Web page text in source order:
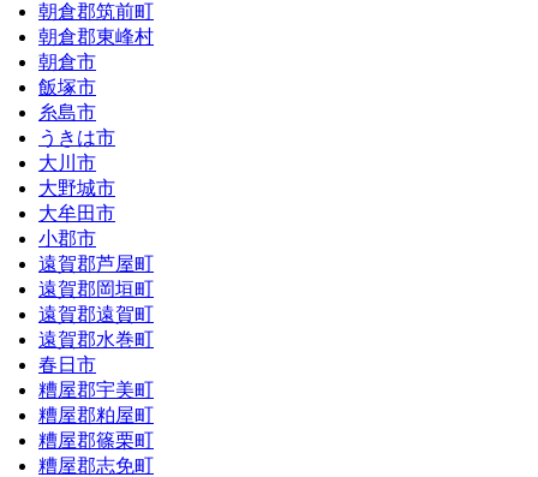
朝倉郡筑前町
朝倉郡東峰村
朝倉市
飯塚市
糸島市
うきは市
大川市
大野城市
大牟田市
小郡市
遠賀郡芦屋町
遠賀郡岡垣町
遠賀郡遠賀町
遠賀郡水巻町
春日市
糟屋郡宇美町
糟屋郡粕屋町
糟屋郡篠栗町
糟屋郡志免町